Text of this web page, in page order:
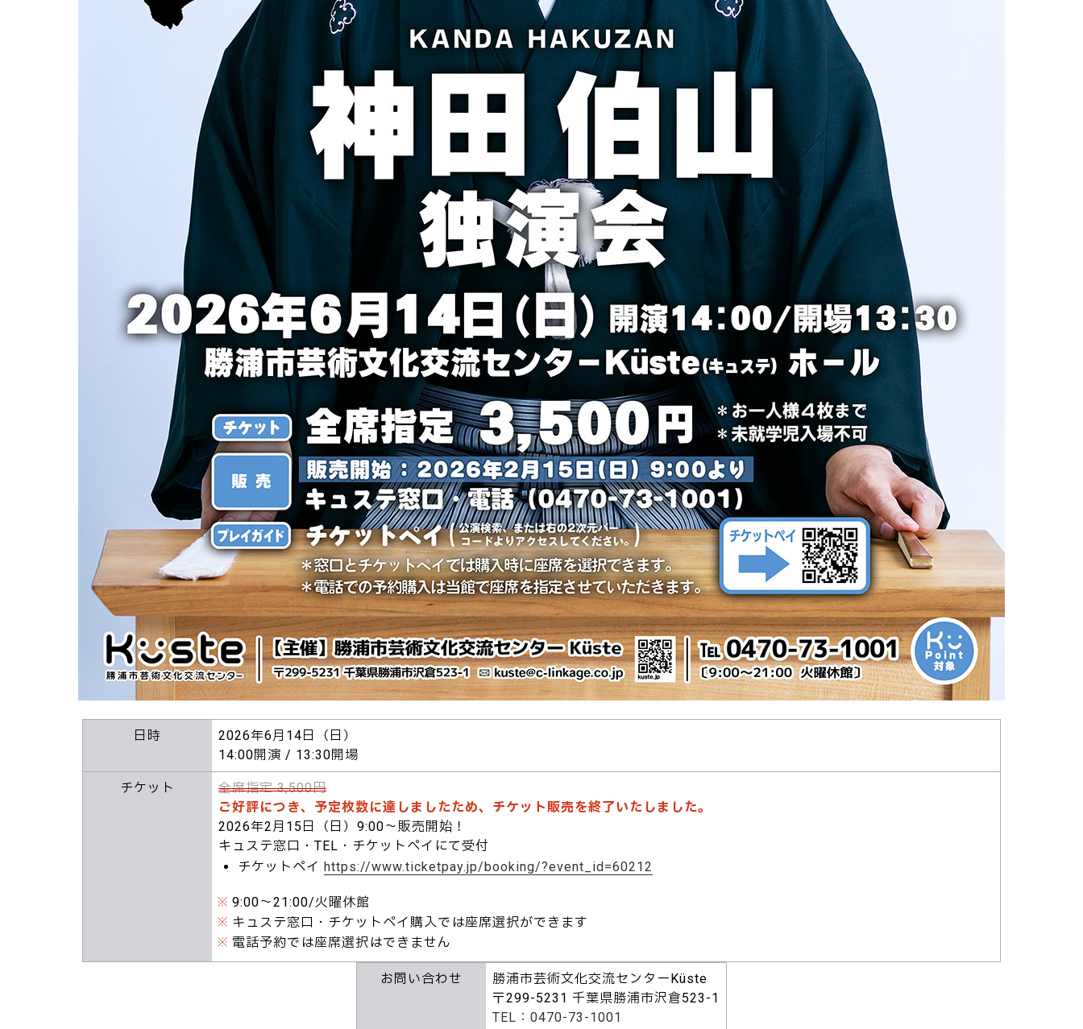
日時
2026年6月14日（日）
14:00開演 / 13:30開場
チケット
全席指定 3,500円
ご好評につき、予定枚数に達しましたため、チケット販売を終了いたしました。
2026年2月15日（日）9:00～販売開始！
キュステ窓口・TEL・チケットペイにて受付
チケットペイ https://www.ticketpay.jp/booking/?event_id=60212
※ 9:00～21:00/火曜休館
※ キュステ窓口・チケットペイ購入では座席選択ができます
※ 電話予約では座席選択はできません
お問い合わせ
勝浦市芸術文化交流センターKüste
〒299-5231 千葉県勝浦市沢倉523-1
TEL：0470-73-1001